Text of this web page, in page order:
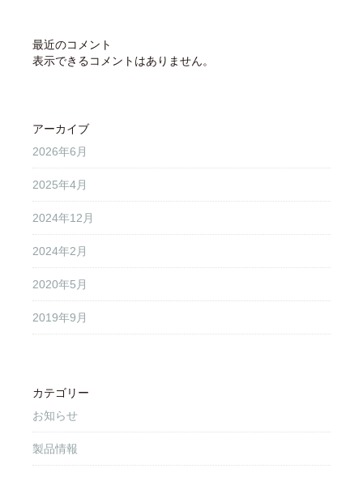
最近のコメント
表示できるコメントはありません。
アーカイブ
2026年6月
2025年4月
2024年12月
2024年2月
2020年5月
2019年9月
カテゴリー
お知らせ
製品情報